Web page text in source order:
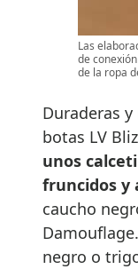
Las
de
de la ropa
Duraderas
botas LV
unos
fruncidos y
caucho
negro o